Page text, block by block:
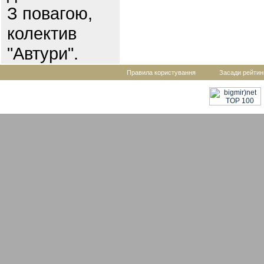
З повагою,
колектив
"Автури".
Правила користування Засади